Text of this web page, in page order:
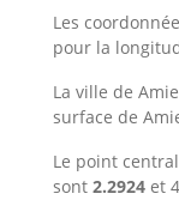
Les
pour la
La ville de
surface de
Le point
sont 2.2924 et